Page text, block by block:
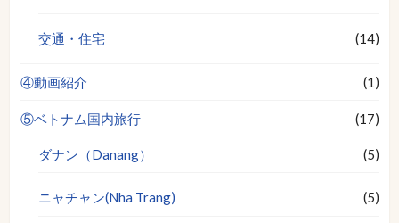
交通・住宅 (14)
④動画紹介 (1)
⑤ベトナム国内旅行 (17)
ダナン（Danang） (5)
ニャチャン(Nha Trang) (5)